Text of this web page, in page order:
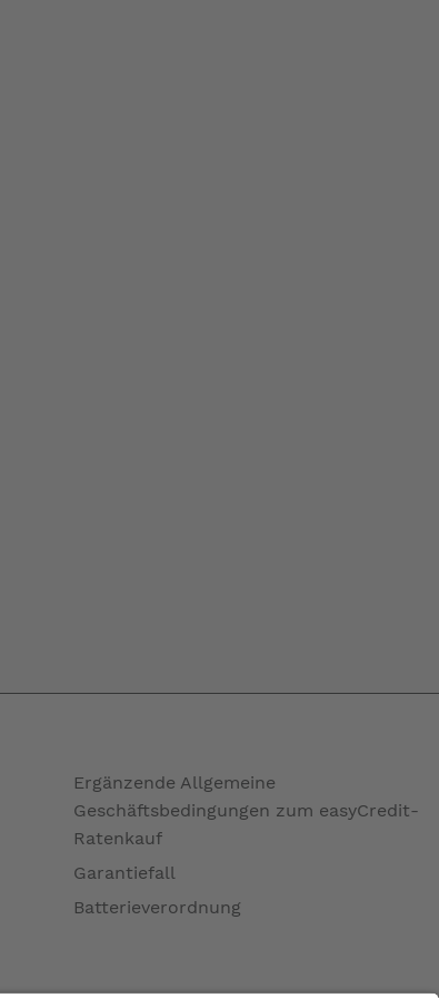
Ergänzende Allgemeine
Geschäftsbedingungen zum easyCredit-
Ratenkauf
Garantiefall
Batterieverordnung